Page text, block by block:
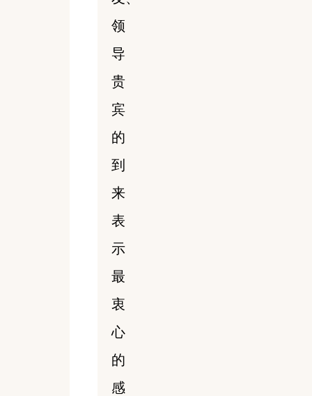
领
导
贵
宾
的
到
来
表
示
最
衷
心
的
感